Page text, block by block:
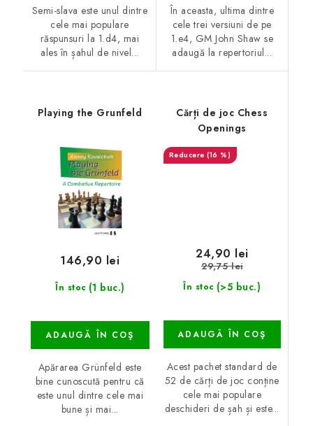
Semi-slava este unul dintre
cele mai populare
răspunsuri la 1.d4, mai
ales în șahul de nivel...
În aceasta, ultima dintre
cele trei versiuni de pe
1.e4, GM John Shaw se
adaugă la repertoriul...
Playing the Grunfeld
În stoc (1 buc.)
146,90 lei
ADAUGĂ ÎN COŞ
Apărarea Grünfeld este
bine cunoscută pentru că
este unul dintre cele mai
bune și mai...
Cărți de joc Chess
Openings
(16 %)
În stoc (>5 buc.)
24,90 lei
29,75 lei
ADAUGĂ ÎN COŞ
Acest pachet standard de
52 de cărți de joc conține
cele mai populare
deschideri de șah și este...